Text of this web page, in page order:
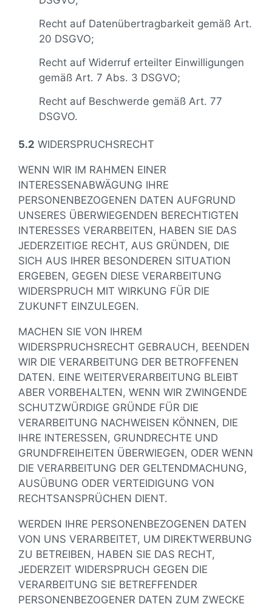
Recht auf Datenübertragbarkeit gemäß Art.
20 DSGVO;
Recht auf Widerruf erteilter Einwilligungen
gemäß Art. 7 Abs. 3 DSGVO;
Recht auf Beschwerde gemäß Art. 77
DSGVO.
5.2 WIDERSPRUCHSRECHT
WENN WIR IM RAHMEN EINER
INTERESSENABWÄGUNG IHRE
PERSONENBEZOGENEN DATEN AUFGRUND
UNSERES ÜBERWIEGENDEN BERECHTIGTEN
INTERESSES VERARBEITEN, HABEN SIE DAS
JEDERZEITIGE RECHT, AUS GRÜNDEN, DIE
SICH AUS IHRER BESONDEREN SITUATION
ERGEBEN, GEGEN DIESE VERARBEITUNG
WIDERSPRUCH MIT WIRKUNG FÜR DIE
ZUKUNFT EINZULEGEN.
MACHEN SIE VON IHREM
WIDERSPRUCHSRECHT GEBRAUCH, BEENDEN
WIR DIE VERARBEITUNG DER BETROFFENEN
DATEN. EINE WEITERVERARBEITUNG BLEIBT
ABER VORBEHALTEN, WENN WIR ZWINGENDE
SCHUTZWÜRDIGE GRÜNDE FÜR DIE
VERARBEITUNG NACHWEISEN KÖNNEN, DIE
IHRE INTERESSEN, GRUNDRECHTE UND
GRUNDFREIHEITEN ÜBERWIEGEN, ODER WENN
DIE VERARBEITUNG DER GELTENDMACHUNG,
AUSÜBUNG ODER VERTEIDIGUNG VON
RECHTSANSPRÜCHEN DIENT.
WERDEN IHRE PERSONENBEZOGENEN DATEN
VON UNS VERARBEITET, UM DIREKTWERBUNG
ZU BETREIBEN, HABEN SIE DAS RECHT,
JEDERZEIT WIDERSPRUCH GEGEN DIE
VERARBEITUNG SIE BETREFFENDER
PERSONENBEZOGENER DATEN ZUM ZWECKE